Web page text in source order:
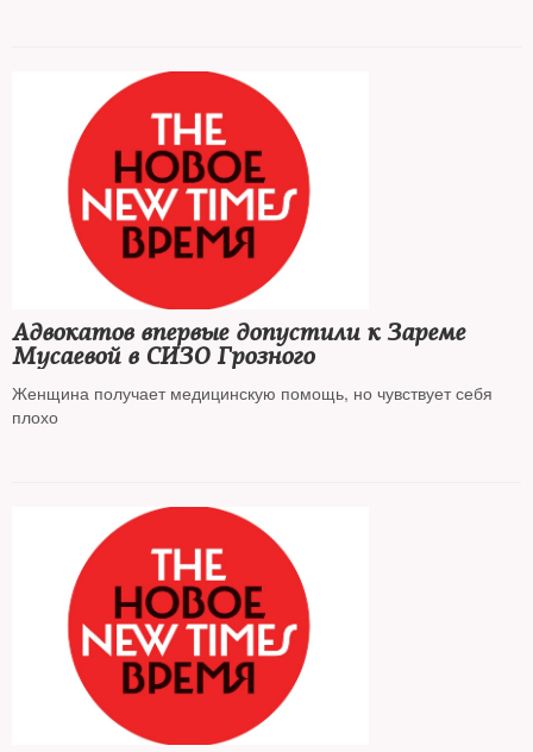
Адвокатов впервые допустили к Зареме
Мусаевой в СИЗО Грозного
Женщина получает медицинскую помощь, но чувствует себя
плохо